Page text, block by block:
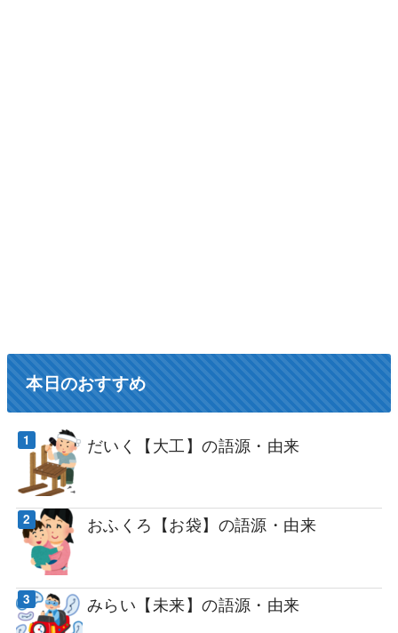
本日のおすすめ
だいく【大工】の語源・由来
おふくろ【お袋】の語源・由来
みらい【未来】の語源・由来